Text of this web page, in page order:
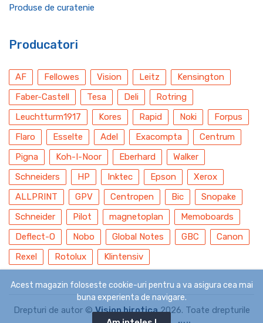
Produse de curatenie
Producatori
AF Fellowes Vision Leitz
Kensington
Faber-Castell
Tesa Deli
Rotring
Leuchtturm1917
Kores Rapid Noki
Forpus
Flaro
Esselte Adel Exacompta
Centrum
Pigna
Koh-I-Noor Eberhard
Walker
Schneiders
HP Inktec Epson
Xerox
ALLPRINT
GPV Centropen Bic
Snopake
Schneider
Pilot magnetoplan
Memoboards
Deflect-O
Nobo Global Notes GBC
Canon
Rexel
Rotolux Klintensiv
Drepturi de autor ©Vision birotica2026. Toate drepturile
Acest magazin foloseste cookie-uri pentru a va asigura cea mai
buna experienta de navigare.